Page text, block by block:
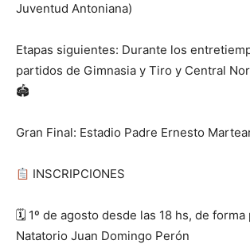
Juventud Antoniana)
Etapas siguientes: Durante los
partidos de Gimnasia y Tiro y Central
🏟
Gran Final: Estadio Padre Ernesto
INSCRIPCIONES
🗓 1º de agosto desde las 18 hs, de
Natatorio Juan Domingo Perón